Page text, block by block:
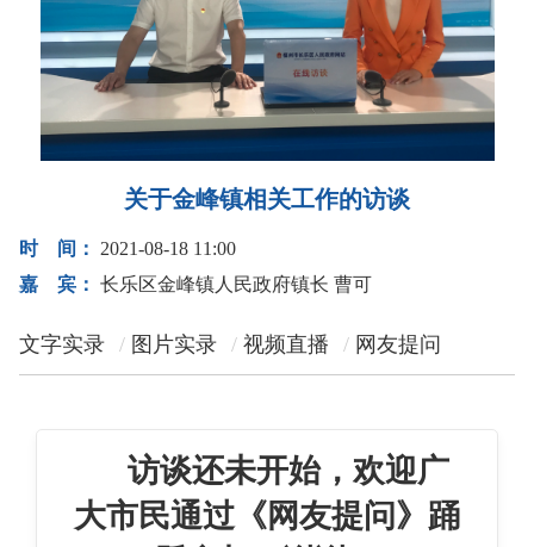
关于金峰镇相关工作的访谈
时 间：
2021-08-18 11:00
嘉 宾： 长乐区金峰镇人民政府镇长 曹可
文字实录 图片实录 视频直播 网友提问
访谈还未开始，欢迎广
大市民通过《网友提问》踊